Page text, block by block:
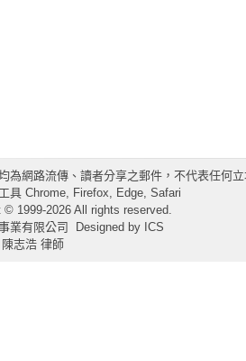
為網路流傳、讀者分享之郵件，不代表任何
具 Chrome, Firefox, Edge, Safari
© 1999-2026 All rights reserved.
業有限公司
Designed by ICS
志浩 律師